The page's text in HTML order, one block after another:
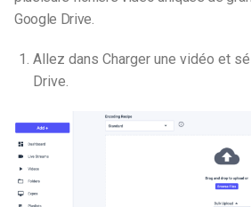
Google Drive.
Allez dans Charger une vidéo et
Drive.